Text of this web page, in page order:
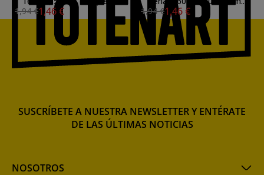
1,94 €1,46 €
(120)
1,94 €1,46 €
NOSOTROS
SUSCRÍBETE A NUESTRA NEWSLETTER Y ENTÉRATE
DE LAS ÚLTIMAS NOTICIAS